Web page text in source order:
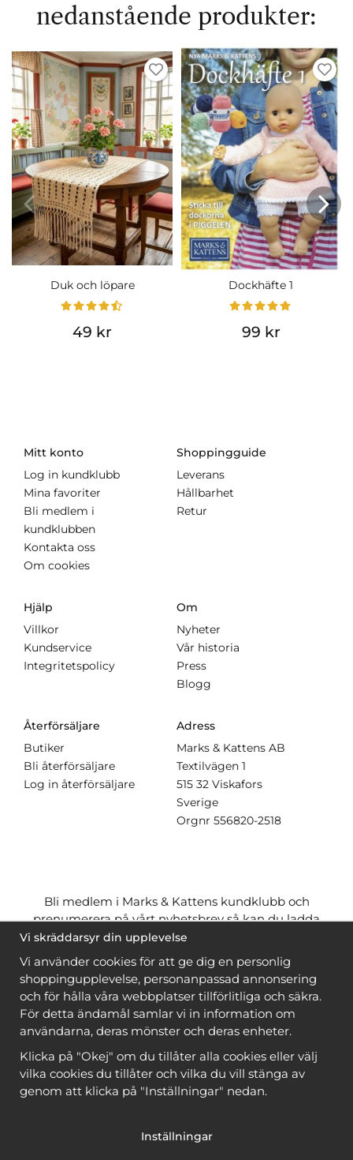
nedanstående produkter:
Duk och löpare
49 kr
Dockhäfte 1
99 kr
Mitt konto
Log in kundklubb
Mina favoriter
Bli medlem i
kundklubben
Kontakta oss
Om cookies
Shoppingguide
Leverans
Hållbarhet
Retur
Hjälp
Villkor
Kundservice
Integritetspolicy
Om
Nyheter
Vår historia
Press
Blogg
Återförsäljare
Butiker
Bli återförsäljare
Log in återförsäljare
Adress
Marks & Kattens AB
Textilvägen 1
515 32 Viskafors
Sverige
Orgnr 556820-2518
Bli medlem i Marks & Kattens kundklubb och
prenumerera på vårt nyhetsbrev så kan du ladda
ner många mönstergratisoch få många
när du handlar garn till mönstret. Du ser vilka som
är
gratis när du är inloggad
Bli medlem
Copyright © 2026, Marks & Kattens AB
Vi skräddarsyr din upplevelse
Vi använder cookies för att ge dig en personlig
shoppingupplevelse, personanpassad annonsering
och för hålla våra webbplatser tillförlitliga och säkra.
För detta ändamål samlar vi in information om
användarna, deras mönster och deras enheter.
Klicka på "Okej" om du tillåter alla cookies eller välj
vilka cookies du tillåter och vilka du vill stänga av
genom att klicka på "Inställningar" nedan.
Inställningar